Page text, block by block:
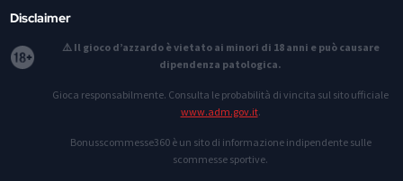
Disclaimer
⚠️ Il gioco d’azzardo è vietato ai minori di 18 anni e può causare
dipendenza patologica.
Gioca responsabilmente. Consulta le probabilità di vincita sul sito ufficiale
www.adm.gov.it.
Bonusscommesse360 è un sito di informazione indipendente sulle
scommesse sportive.